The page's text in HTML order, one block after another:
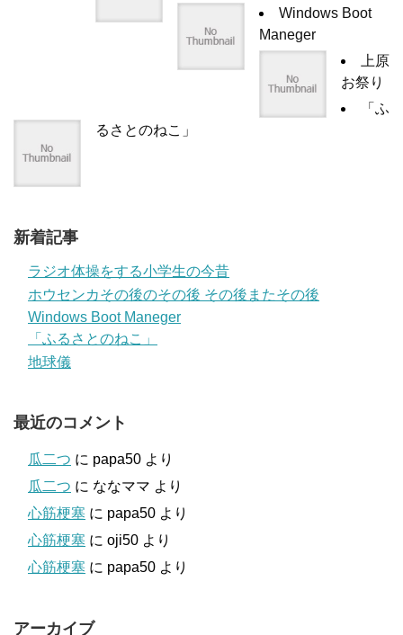
Windows Boot
Maneger
上原
お祭り
「ふ
るさとのねこ」
新着記事
ラジオ体操をする小学生の今昔
ホウセンカその後のその後 その後またその後
Windows Boot Maneger
「ふるさとのねこ」
地球儀
最近のコメント
瓜二つ に papa50 より
瓜二つ に ななママ より
心筋梗塞 に papa50 より
心筋梗塞 に oji50 より
心筋梗塞 に papa50 より
アーカイブ